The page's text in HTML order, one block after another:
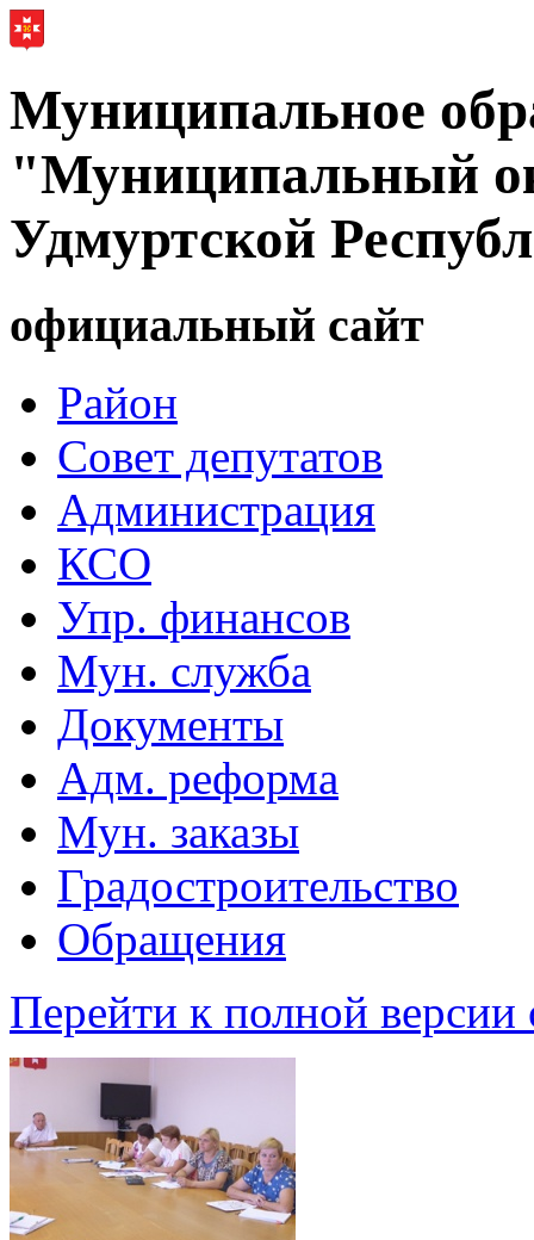
Муниципальное
"Муниципальный
Удмуртской
официальный сайт
Район
Совет депутатов
Администрация
КСО
Упр. финансов
Мун. служба
Документы
Адм. реформа
Мун. заказы
Градостроительство
Обращения
Перейти к полной версии